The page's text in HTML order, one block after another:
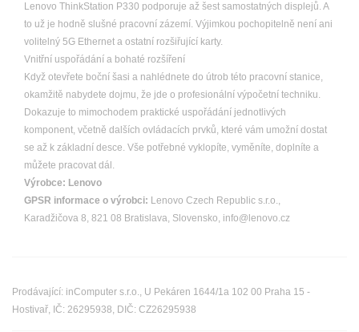
Lenovo ThinkStation P330 podporuje až šest samostatných displejů. A
to už je hodně slušné pracovní zázemí. Výjimkou pochopitelně není ani
volitelný 5G Ethernet a ostatní rozšiřující karty.
Vnitřní uspořádání a bohaté rozšíření
Když otevřete boční šasi a nahlédnete do útrob této pracovní stanice,
okamžitě nabydete dojmu, že jde o profesionální výpočetní techniku.
Dokazuje to mimochodem praktické uspořádání jednotlivých
komponent, včetně dalších ovládacích prvků, které vám umožní dostat
se až k základní desce. Vše potřebné vyklopíte, vyměníte, doplníte a
můžete pracovat dál.
Výrobce: Lenovo
GPSR informace o výrobci: Lenovo Czech Republic s.r.o.,
Karadžičova 8, 821 08 Bratislava, Slovensko, info@lenovo.cz
Prodávající: inComputer s.r.o., U Pekáren 1644/1a 102 00 Praha 15 -
Hostivař, IČ: 26295938, DIČ: CZ26295938